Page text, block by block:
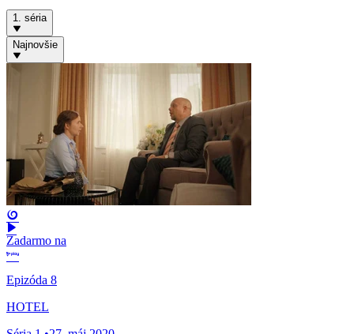
1. séria
Najnovšie
Zadarmo na
Epizóda 8
HOTEL